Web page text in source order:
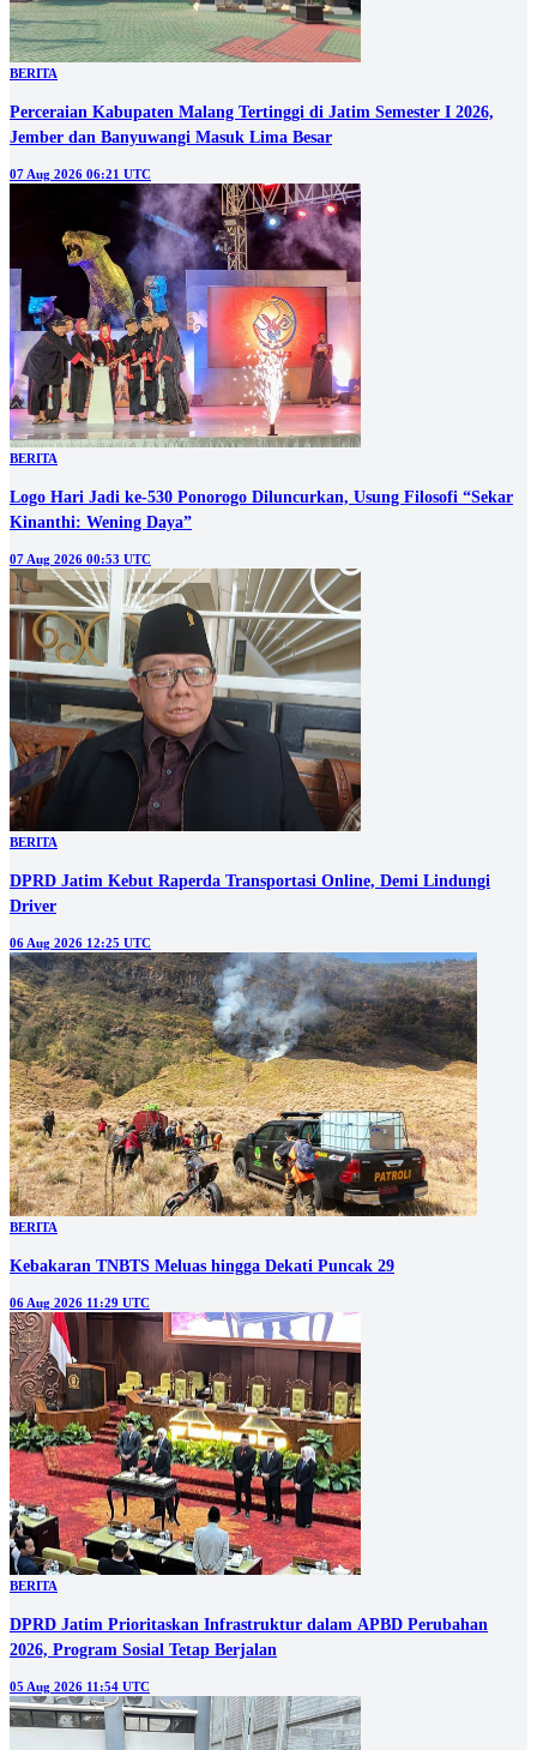
BERITA
Perceraian Kabupaten Malang Tertinggi di Jatim Semester I 2026,
Jember dan Banyuwangi Masuk Lima Besar
07 Aug 2026 06:21 UTC
BERITA
Logo Hari Jadi ke-530 Ponorogo Diluncurkan, Usung Filosofi “Sekar
Kinanthi: Wening Daya”
07 Aug 2026 00:53 UTC
BERITA
DPRD Jatim Kebut Raperda Transportasi Online, Demi Lindungi
Driver
06 Aug 2026 12:25 UTC
BERITA
Kebakaran TNBTS Meluas hingga Dekati Puncak 29
06 Aug 2026 11:29 UTC
BERITA
DPRD Jatim Prioritaskan Infrastruktur dalam APBD Perubahan
2026, Program Sosial Tetap Berjalan
05 Aug 2026 11:54 UTC